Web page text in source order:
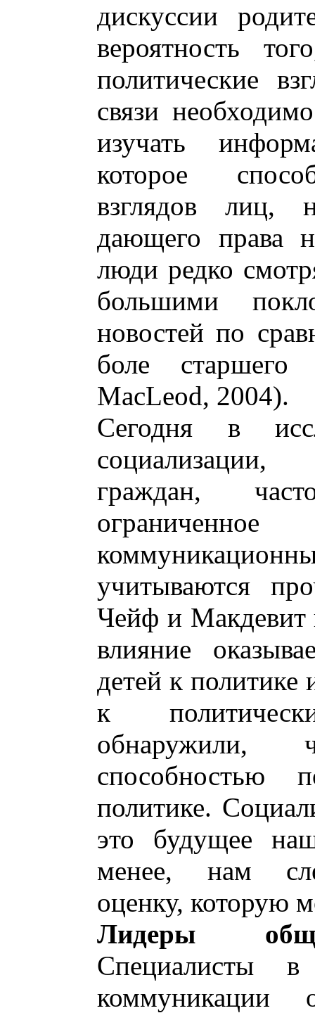
дискуссии
вероятность
политические
связи
изучать
которое
взглядов лиц,
дающего права
люди редко
большими
новостей по
боле
MacLeod, 2004).
Сегодня в
граждан,
учитываются
Чейф и Макдевит
влияние
детей к политике
к
обнаружили,
способностью
политике.
это будущее
менее, нам
оценку, которую
Лидеры
Специалисты в
коммуникации